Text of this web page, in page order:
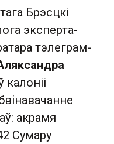
Брэсцкі
эксперта-
тэлеграм-
калоніі
акрамя
Сумару